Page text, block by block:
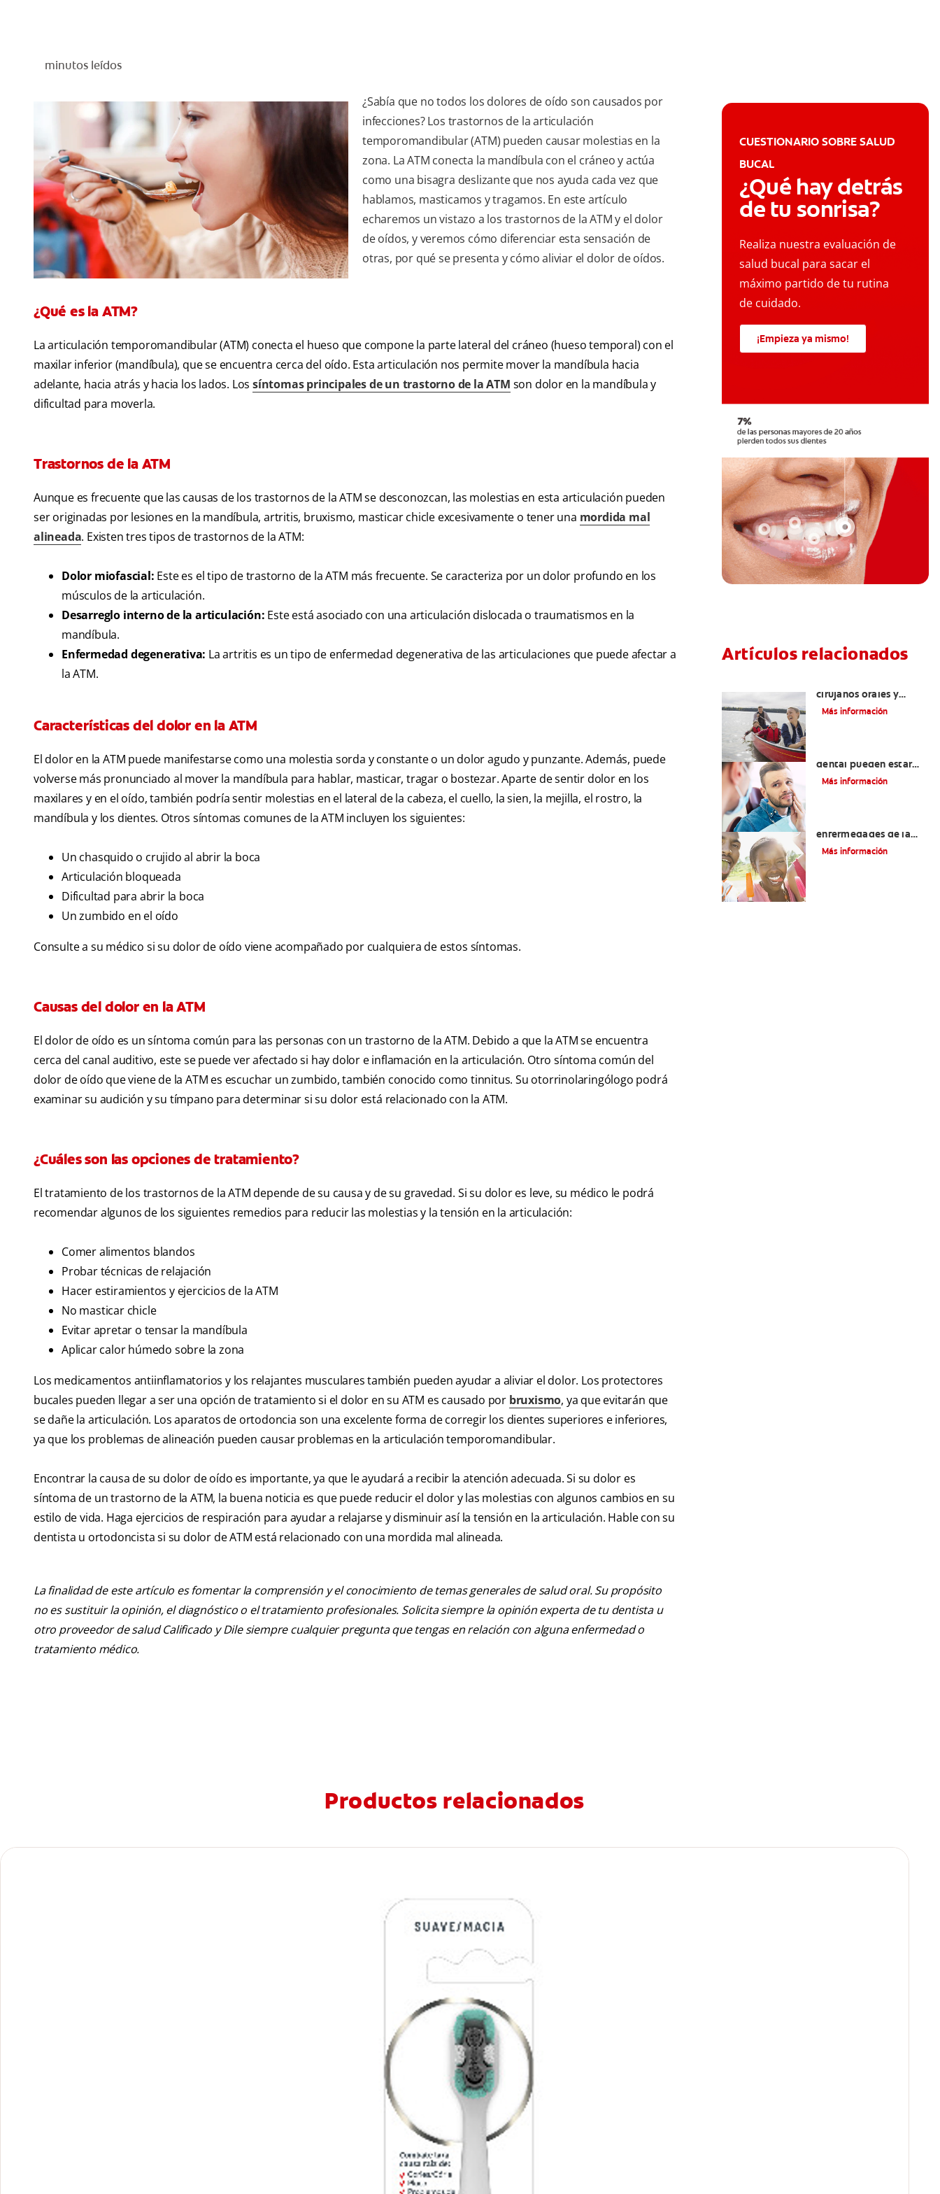
minutos leídos
¿Sabía que no todos los dolores de oído son causados por
infecciones? Los trastornos de la articulación
temporomandibular (ATM) pueden causar molestias en la
zona. La ATM conecta la mandíbula con el cráneo y actúa
como una bisagra deslizante que nos ayuda cada vez que
hablamos, masticamos y tragamos. En este artículo
echaremos un vistazo a los trastornos de la ATM y el dolor
de oídos, y veremos cómo diferenciar esta sensación de
otras, por qué se presenta y cómo aliviar el dolor de oídos.
¿Qué es la ATM?
La articulación temporomandibular (ATM) conecta el hueso que compone la parte lateral del cráneo (hueso temporal) con el
maxilar inferior (mandíbula), que se encuentra cerca del oído. Esta articulación nos permite mover la mandíbula hacia
adelante, hacia atrás y hacia los lados. Los síntomas principales de un trastorno de la ATM son dolor en la mandíbula y
dificultad para moverla.
Trastornos de la ATM
Aunque es frecuente que las causas de los trastornos de la ATM se desconozcan, las molestias en esta articulación pueden
ser originadas por lesiones en la mandíbula, artritis, bruxismo, masticar chicle excesivamente o tener una mordida mal
alineada. Existen tres tipos de trastornos de la ATM:
Dolor miofascial: Este es el tipo de trastorno de la ATM más frecuente. Se caracteriza por un dolor profundo en los
músculos de la articulación.
Desarreglo interno de la articulación: Este está asociado con una articulación dislocada o traumatismos en la
mandíbula.
Enfermedad degenerativa: La artritis es un tipo de enfermedad degenerativa de las articulaciones que puede afectar a
la ATM.
Características del dolor en la ATM
El dolor en la ATM puede manifestarse como una molestia sorda y constante o un dolor agudo y punzante. Además, puede
volverse más pronunciado al mover la mandíbula para hablar, masticar, tragar o bostezar. Aparte de sentir dolor en los
maxilares y en el oído, también podría sentir molestias en el lateral de la cabeza, el cuello, la sien, la mejilla, el rostro, la
mandíbula y los dientes. Otros síntomas comunes de la ATM incluyen los siguientes:
Un chasquido o crujido al abrir la boca
Articulación bloqueada
Dificultad para abrir la boca
Un zumbido en el oído
Consulte a su médico si su dolor de oído viene acompañado por cualquiera de estos síntomas.
Causas del dolor en la ATM
El dolor de oído es un síntoma común para las personas con un trastorno de la ATM. Debido a que la ATM se encuentra
cerca del canal auditivo, este se puede ver afectado si hay dolor e inflamación en la articulación. Otro síntoma común del
dolor de oído que viene de la ATM es escuchar un zumbido, también conocido como tinnitus. Su otorrinolaringólogo podrá
examinar su audición y su tímpano para determinar si su dolor está relacionado con la ATM.
¿Cuáles son las opciones de tratamiento?
El tratamiento de los trastornos de la ATM depende de su causa y de su gravedad. Si su dolor es leve, su médico le podrá
recomendar algunos de los siguientes remedios para reducir las molestias y la tensión en la articulación:
Comer alimentos blandos
Probar técnicas de relajación
Hacer estiramientos y ejercicios de la ATM
No masticar chicle
Evitar apretar o tensar la mandíbula
Aplicar calor húmedo sobre la zona
Los medicamentos antiinflamatorios y los relajantes musculares también pueden ayudar a aliviar el dolor. Los protectores
bucales pueden llegar a ser una opción de tratamiento si el dolor en su ATM es causado por bruxismo, ya que evitarán que
se dañe la articulación. Los aparatos de ortodoncia son una excelente forma de corregir los dientes superiores e inferiores,
ya que los problemas de alineación pueden causar problemas en la articulación temporomandibular.
Encontrar la causa de su dolor de oído es importante, ya que le ayudará a recibir la atención adecuada. Si su dolor es
síntoma de un trastorno de la ATM, la buena noticia es que puede reducir el dolor y las molestias con algunos cambios en su
estilo de vida. Haga ejercicios de respiración para ayudar a relajarse y disminuir así la tensión en la articulación. Hable con su
dentista u ortodoncista si su dolor de ATM está relacionado con una mordida mal alineada.
La finalidad de este artículo es fomentar la comprensión y el conocimiento de temas generales de salud oral. Su propósito
no es sustituir la opinión, el diagnóstico o el tratamiento profesionales. Solicita siempre la opinión experta de tu dentista u
otro proveedor de salud Calificado y Dile siempre cualquier pregunta que tengas en relación con alguna enfermedad o
tratamiento médico.
CUESTIONARIO SOBRE SALUD
BUCAL
¿Qué hay detrás
de tu sonrisa?
Realiza nuestra evaluación de
salud bucal para sacar el
máximo partido de tu rutina
de cuidado.
¡Empieza ya mismo!
Artículos relacionados
cirujanos orales y
maxilofaciales
Más información
dental pueden estar
relacionados?
Más información
enfermedades de la
lengua Señales, causas,
Más información
Productos relacionados